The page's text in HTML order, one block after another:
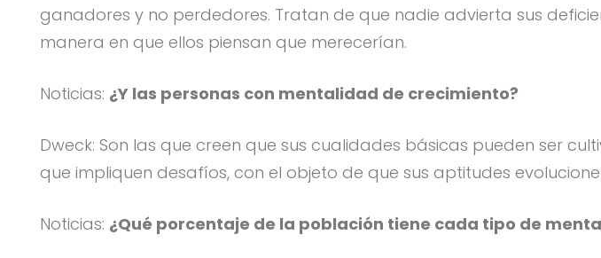
ganadores y no perdedores. Tratan de que nadie advierta sus
manera en que ellos piensan que merecerían.
Noticias: ¿Y las personas con mentalidad de crecimiento?
Dweck: Son las que creen que sus cualidades básicas pueden ser
que impliquen desafíos, con el objeto de que sus aptitudes
Noticias: ¿Qué porcentaje de la población tiene cada tipo de